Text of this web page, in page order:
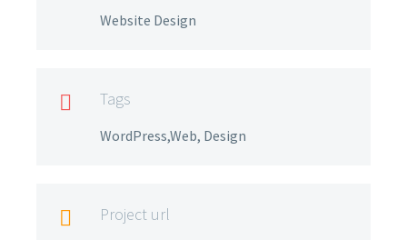
Website Design
 Tags
WordPress,Web, Design
 Project url